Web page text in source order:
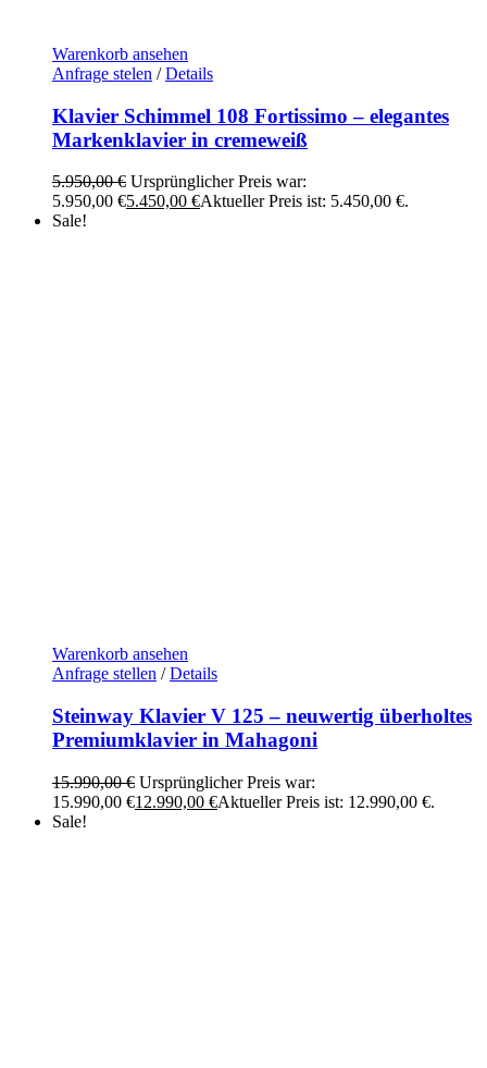
Warenkorb ansehen
Anfrage stelen / Details
Klavier Schimmel 108 Fortissimo – elegantes
Markenklavier in cremeweiß
5.950,00€ Ursprünglicher Preis war:
5.950,00 €5.450,00 €Aktueller Preis ist: 5.450,00 €.
Sale!
Warenkorb ansehen
Anfrage stellen / Details
Steinway Klavier V 125 – neuwertig überholtes
Premiumklavier in Mahagoni
15.990,00€ Ursprünglicher Preis war:
15.990,00 €12.990,00 €Aktueller Preis ist: 12.990,00 €.
Sale!